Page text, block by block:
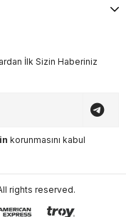
İlk Sizin Haberiniz
korunmasını kabul
rights reserved.